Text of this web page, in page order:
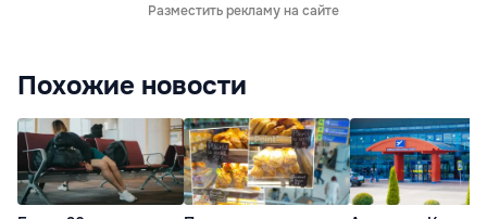
Разместить рекламу на сайте
Похожие новости